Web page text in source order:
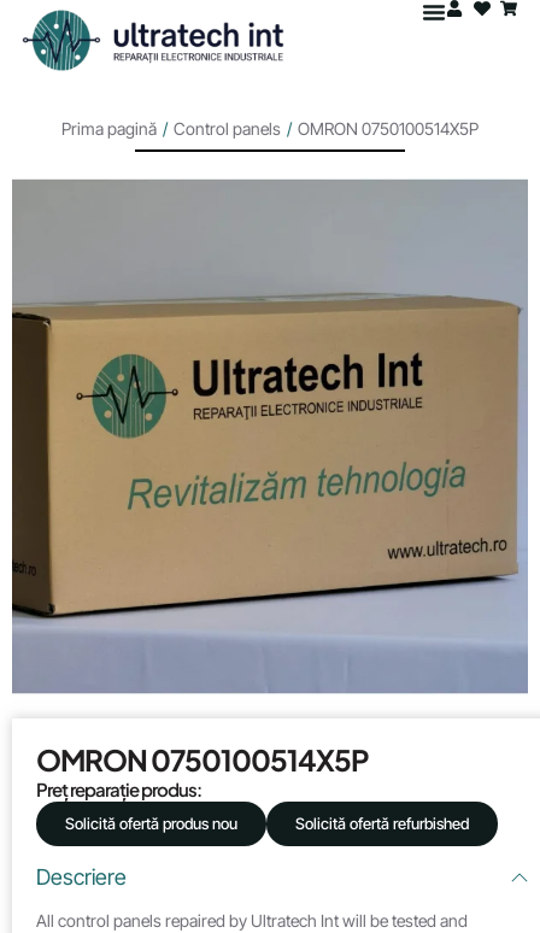
Prima pagină / Control panels / OMRON 0750100514X5P
OMRON 0750100514X5P
Preț reparație produs:
Solicită ofertă produs nou Solicită ofertă refurbished
Descriere
All control panels repaired by Ultratech Int will be tested and